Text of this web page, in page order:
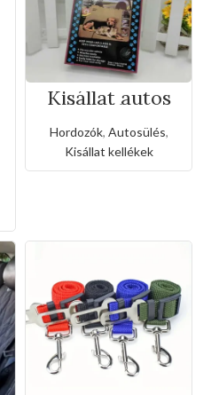
Kisállat autos
hátsóüléses
biztonsági
alátét
Hordozók, Autosülés,
Kisállat kellékek